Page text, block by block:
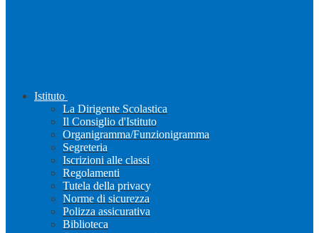
Istituto
La Dirigente Scolastica
Il Consiglio d'Istituto
Organigramma/Funzionigramma
Segreteria
Iscrizioni alle classi
Regolamenti
Tutela della privacy
Norme di sicurezza
Polizza assicurativa
Biblioteca